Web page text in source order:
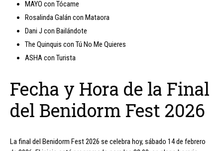
MAYO con Tócame
Rosalinda Galán con Mataora
Dani J con Bailándote
The Quinquis con Tú No Me Quieres
ASHA con Turista
Fecha y Hora de la Final
del Benidorm Fest 2026
La final del Benidorm Fest 2026 se celebra hoy, sábado 14 de febrero